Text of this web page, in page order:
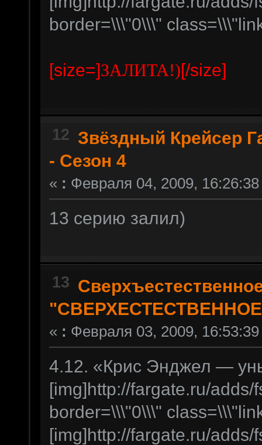
border=\\\"0\\\"
[size=]ЗАЛИТА!)[/size]
12 Звёздный Крейсер
- Сезон 4
« : Февраля 04, 2009, 16:26:38
13 серию залил)
13
« : Февраля 03, 2009, 16:53:39
4.12. «Крис Энджел —
[img]http://fargate.ru/
border=\\\"0\\\"
[img]http://fargate.ru/